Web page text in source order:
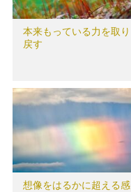
本来もっている力を取り
戻す
想像をはるかに超える感